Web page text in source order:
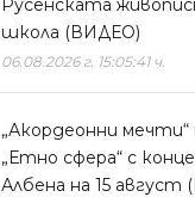
Русенската
школа (ВИДЕО)
06.08.2026 г. 15:05:41 ч.
„Акордеонни мечти“
„Етно сфера“ с
Албена на 15 август